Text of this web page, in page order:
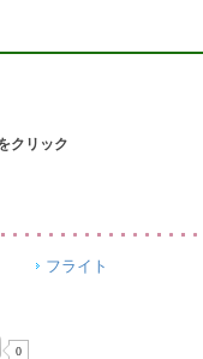
クリック
フライト
0